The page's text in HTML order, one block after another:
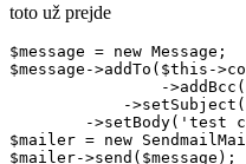
toto už prejde
$message = new Message;
$message->addTo($this-
$mailer = new